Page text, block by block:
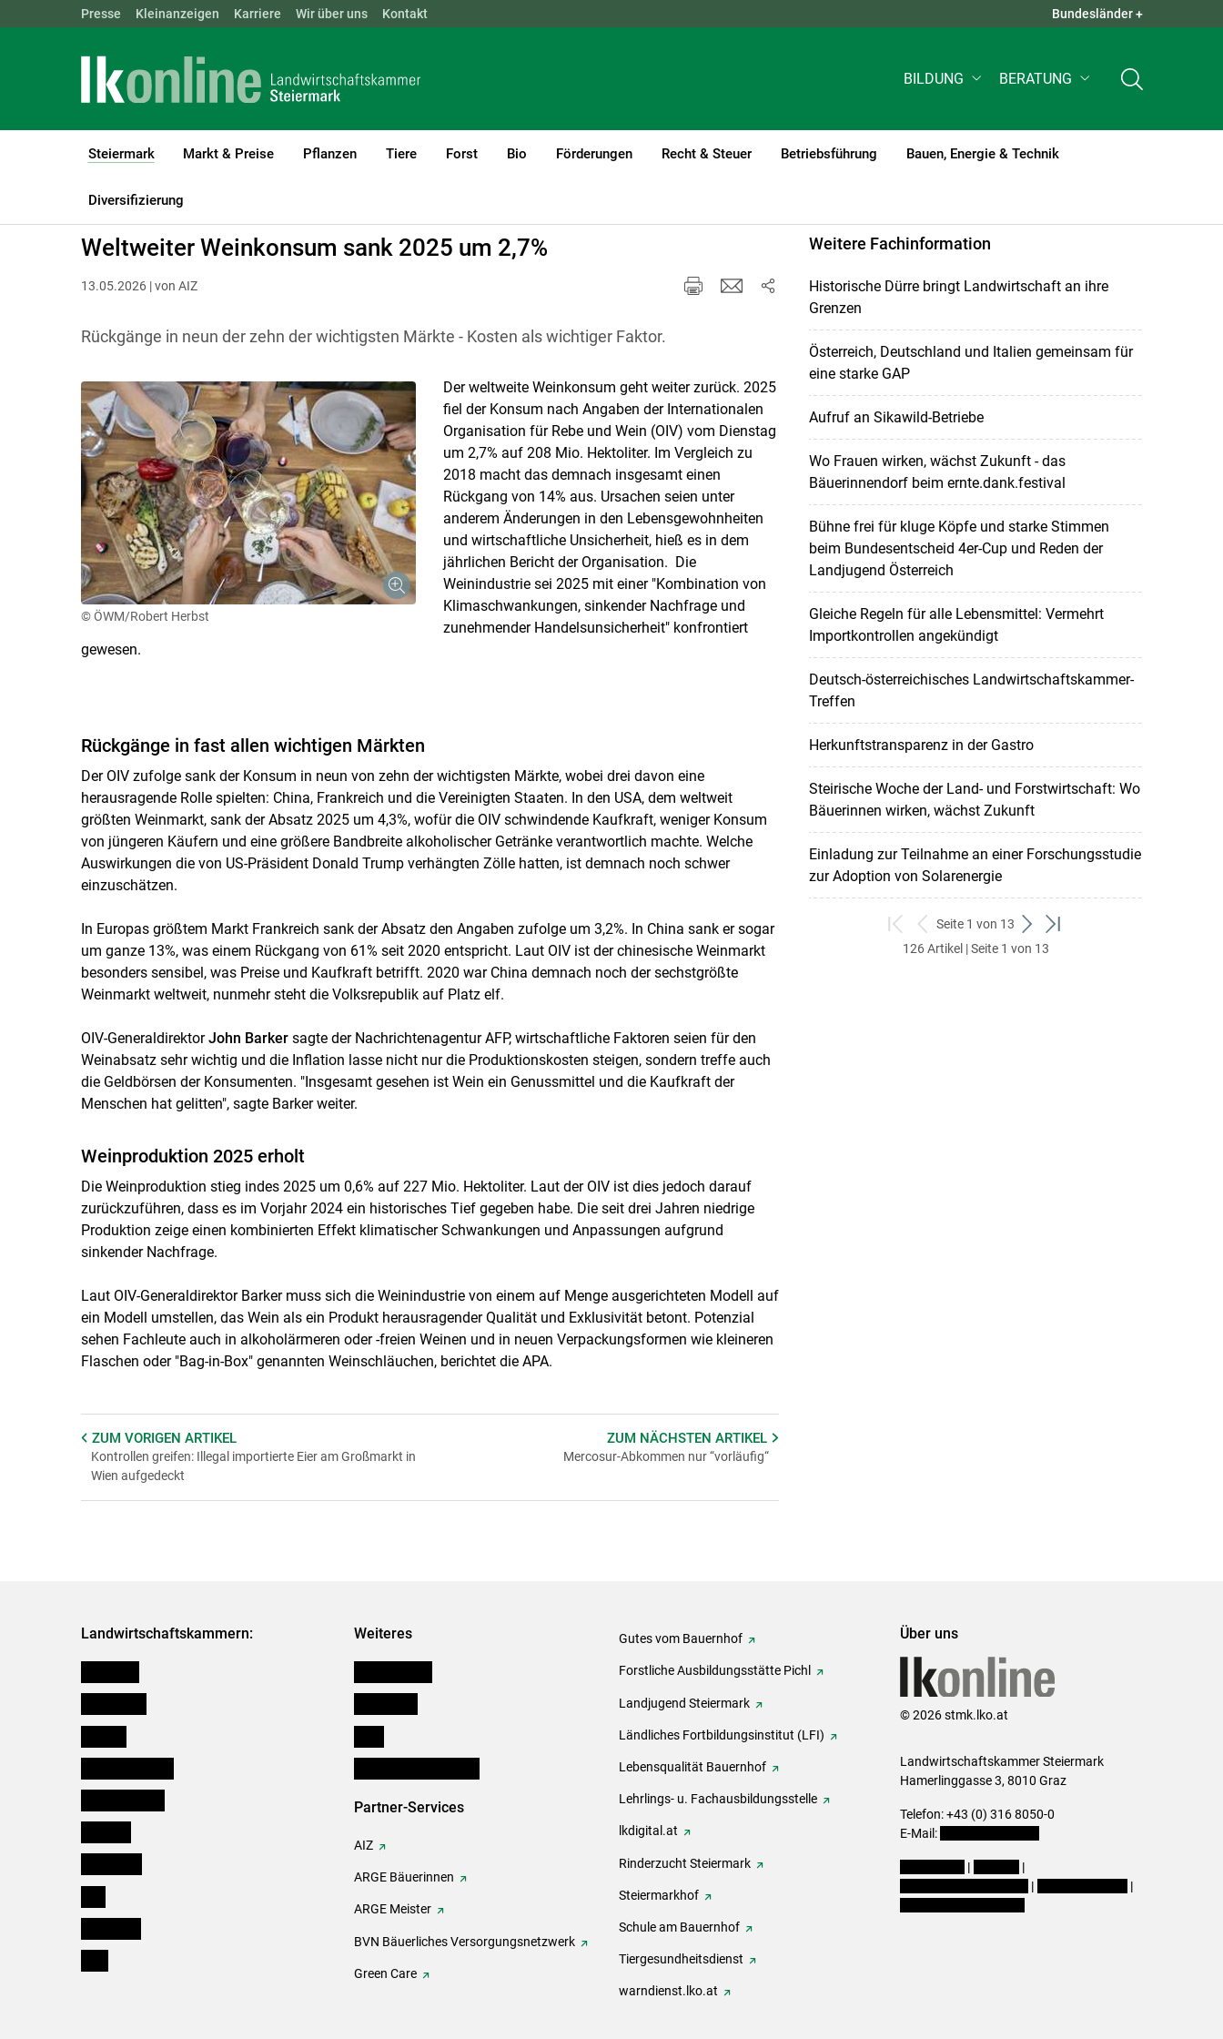
Skip to main content
Landwirtschaftskammern: ÖSTERREICH BGLD KTN NÖ QUICK LINKS +
Presse Kleinanzeigen Karriere Wir über uns Kontakt Bundesländer +
BILDUNG BERATUNG
Steiermark
(current)1
Markt & Preise Pflanzen Tiere Forst Bio Förderungen Recht & Steuer Betriebsführung Bauen, Energie & Technik
Diversifizierung
LK Steiermark Steiermark
Weltweiter Weinkonsum sank 2025 um 2,7%
13.05.2026 | von AIZ
Rückgänge in neun der zehn der wichtigsten Märkte - Kosten als wichtiger Faktor.
© ÖWM/Robert Herbst
Der weltweite Weinkonsum geht weiter zurück. 2025
fiel der Konsum nach Angaben der Internationalen
Organisation für Rebe und Wein (OIV) vom Dienstag
um 2,7% auf 208 Mio. Hektoliter. Im Vergleich zu
2018 macht das demnach insgesamt einen
Rückgang von 14% aus. Ursachen seien unter
anderem Änderungen in den Lebensgewohnheiten
und wirtschaftliche Unsicherheit, hieß es in dem
jährlichen Bericht der Organisation. Die
Weinindustrie sei 2025 mit einer "Kombination von
Klimaschwankungen, sinkender Nachfrage und
zunehmender Handelsunsicherheit" konfrontiert
gewesen.
Rückgänge in fast allen wichtigen Märkten
Der OIV zufolge sank der Konsum in neun von zehn der wichtigsten Märkte, wobei drei davon eine
herausragende Rolle spielten: China, Frankreich und die Vereinigten Staaten. In den USA, dem weltweit
größten Weinmarkt, sank der Absatz 2025 um 4,3%, wofür die OIV schwindende Kaufkraft, weniger Konsum
von jüngeren Käufern und eine größere Bandbreite alkoholischer Getränke verantwortlich machte. Welche
Auswirkungen die von US-Präsident Donald Trump verhängten Zölle hatten, ist demnach noch schwer
einzuschätzen.
In Europas größtem Markt Frankreich sank der Absatz den Angaben zufolge um 3,2%. In China sank er sogar
um ganze 13%, was einem Rückgang von 61% seit 2020 entspricht. Laut OIV ist der chinesische Weinmarkt
besonders sensibel, was Preise und Kaufkraft betrifft. 2020 war China demnach noch der sechstgrößte
Weinmarkt weltweit, nunmehr steht die Volksrepublik auf Platz elf.
OIV-GeneraldirektorJohn Barkersagte der Nachrichtenagentur AFP, wirtschaftliche Faktoren seien für den
Weinabsatz sehr wichtig und die Inflation lasse nicht nur die Produktionskosten steigen, sondern treffe auch
die Geldbörsen der Konsumenten. "Insgesamt gesehen ist Wein ein Genussmittel und die Kaufkraft der
Menschen hat gelitten", sagte Barker weiter.
Weinproduktion 2025 erholt
Die Weinproduktion stieg indes 2025 um 0,6% auf 227 Mio. Hektoliter. Laut der OIV ist dies jedoch darauf
zurückzuführen, dass es im Vorjahr 2024 ein historisches Tief gegeben habe. Die seit drei Jahren niedrige
Produktion zeige einen kombinierten Effekt klimatischer Schwankungen und Anpassungen aufgrund
sinkender Nachfrage.
Laut OIV-Generaldirektor Barker muss sich die Weinindustrie von einem auf Menge ausgerichteten Modell auf
ein Modell umstellen, das Wein als ein Produkt herausragender Qualität und Exklusivität betont. Potenzial
sehen Fachleute auch in alkoholärmeren oder -freien Weinen und in neuen Verpackungsformen wie kleineren
Flaschen oder "Bag-in-Box" genannten Weinschläuchen, berichtet die APA.
ZUM VORIGEN ARTIKEL
Kontrollen greifen: Illegal importierte Eier am Großmarkt in
Wien aufgedeckt
ZUM NÄCHSTENARTIKEL
Mercosur-Abkommen nur “vorläufig“
Weitere Fachinformation
Historische Dürre bringt Landwirtschaft an ihre
Grenzen
Österreich, Deutschland und Italien gemeinsam für
eine starke GAP
Aufruf an Sikawild-Betriebe
Wo Frauen wirken, wächst Zukunft - das
Bäuerinnendorf beim ernte.dank.festival
Bühne frei für kluge Köpfe und starke Stimmen
beim Bundesentscheid 4er-Cup und Reden der
Landjugend Österreich
Gleiche Regeln für alle Lebensmittel: Vermehrt
Importkontrollen angekündigt
Deutsch-österreichisches Landwirtschaftskammer-
Treffen
Herkunftstransparenz in der Gastro
Steirische Woche der Land- und Forstwirtschaft: Wo
Bäuerinnen wirken, wächst Zukunft
Einladung zur Teilnahme an einer Forschungsstudie
zur Adoption von Solarenergie
zum
ersten
zurück
zum
Seite 1 von 13
weiter
zum
zum
126 Artikel | Seite 1 von 13
Landwirtschaftskammern: Weiteres
Partner-Services
AIZ
ARGE Bäuerinnen
ARGE Meister
BVN Bäuerliches Versorgungsnetzwerk
Green Care
Gutes vom Bauernhof
Forstliche Ausbildungsstätte Pichl
Landjugend Steiermark
Ländliches Fortbildungsinstitut (LFI)
Lebensqualität Bauernhof
Lehrlings- u. Fachausbildungsstelle
lkdigital.at
Rinderzucht Steiermark
Steiermarkhof
Schule am Bauernhof
Tiergesundheitsdienst
warndienst.lko.at
Über uns
© 2026 stmk.lko.at
Landwirtschaftskammer Steiermark
Hamerlinggasse 3, 8010 Graz
Telefon: +43 (0) 316 8050-0
E-Mail:
|
|
|
|